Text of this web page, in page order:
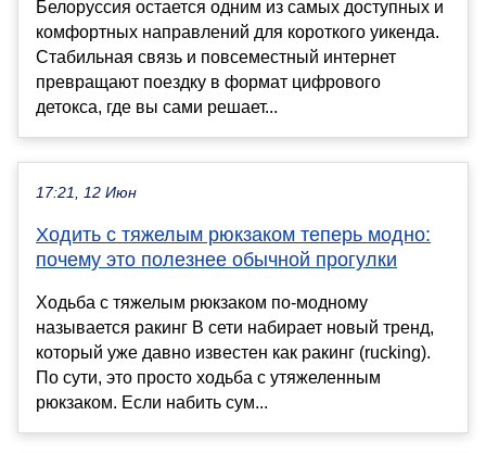
Белоруссия остается одним из самых доступных и
комфортных направлений для короткого уикенда.
Стабильная связь и повсеместный интернет
превращают поездку в формат цифрового
детокса, где вы сами решает...
17:21, 12 Июн
Ходить с тяжелым рюкзаком теперь модно:
почему это полезнее обычной прогулки
Ходьба с тяжелым рюкзаком по-модному
называется ракинг В сети набирает новый тренд,
который уже давно известен как ракинг (rucking).
По сути, это просто ходьба с утяжеленным
рюкзаком. Если набить сум...